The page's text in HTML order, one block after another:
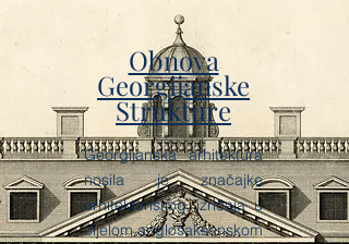
Obnova
Georgijanske
Strukture
Georgijanska arhitektura
nosila je značajke
arhitektonskog izričaja u
cijelom anglosaksonskom